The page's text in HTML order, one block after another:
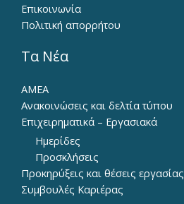
Επικοινωνία
Πολιτική απορρήτου
Τα Νέα
ΑΜΕΑ
Ανακοινώσεις και δελτία τύπου
Επιχειρηματικά – Εργασιακά
Ημερίδες
Προσκλήσεις
Προκηρύξεις και θέσεις εργασίας
Συμβουλές Καριέρας